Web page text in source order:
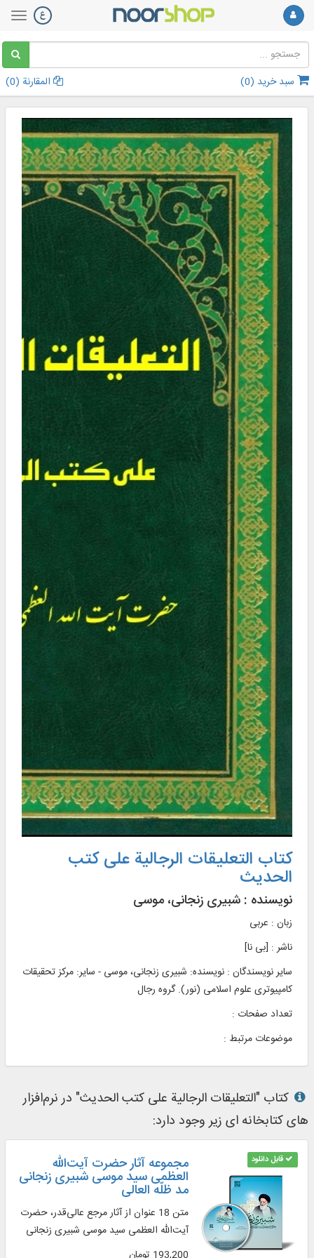
سبد خرید (0
) المقارنة (0
)
کتاب التعلیقات الرجالیة علی کتب
الحدیث
نویسنده :شبیری زنجانی، موسی
زبان : عربی
ناشر : [بی‌ نا]
سایر نویسندگان : نویسنده: شبیری زنجانی، موسی - سایر: مرکز تحقیقات
کامپیوتری علوم اسلامی (نور). گروه رجال
تعداد صفحات :
موضوعات مرتبط :
کتاب "التعلیقات الرجالیة علی کتب الحدیث" در نرم‌افزار
های کتابخانه ای زیر وجود دارد:
قابل دانلود مجموعه آثار حضرت آیت‌الله
العظمی سید موسی شبیری زنجانی
مد ظلّه العالی
متن 18 عنوان از آثار مرجع عالی‌‌قدر، حضرت
آیت‌الله العظمی سید موسی شبیری زنجانی